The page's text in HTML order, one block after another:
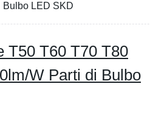
Bulbo LED SKD
T50 T60 T70 T80
W Parti di Bulbo